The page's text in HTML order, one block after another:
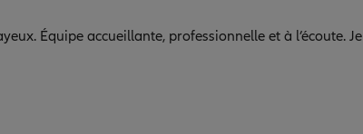
Équipe accueillante, professionnelle et à l’écoute. Je